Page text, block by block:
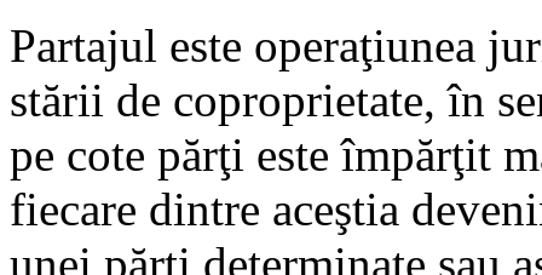
Partajul este operaţiunea
stării de coproprietate, în
pe cote părţi este împărţit
fiecare dintre aceştia
unei părţi determinate sau